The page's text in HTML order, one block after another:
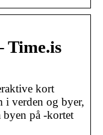
Time.is
kort
i verden og byer,
byen på -kortet